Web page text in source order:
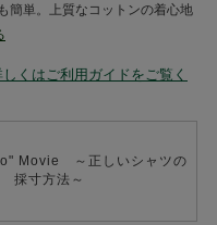
簡単。上質なコットンの着心地
現代のライフスタイルに寄り添
アシャツをぜひご体感くださ
クニカルディレクターを務める
を詰め込んだスペシャルプロダ
、ガゼットは表付け仕様に。さ
くはご利用ガイドをご覧く
Movie ～正しいシャツの
採寸方法～